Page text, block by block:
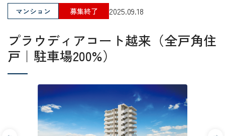
マンション 募集終了 2025.09.18
プラウディアコート越来（全戸角住
戸｜駐車場200%）